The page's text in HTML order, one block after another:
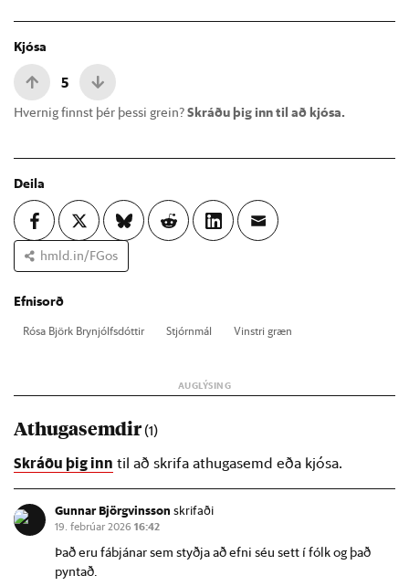
Kjósa
5
Hvernig finnst þér þessi grein?Skráðu þig inn til að kjósa.
Deila
hmld.in/FGos
Efnisorð
Rósa Björk Brynj­ólfs­dótt­ir Stjórn­mál Vinstri græn
Athugasemdir(1)
Skráðu þig inn til að skrifa athugasemd eða kjósa.
Gunnar Björgvinsson skrifaði
19. febrúar 2026 16:42
Það eru fábjánar sem styðja að efni séu sett í fólk og það
pyntað.